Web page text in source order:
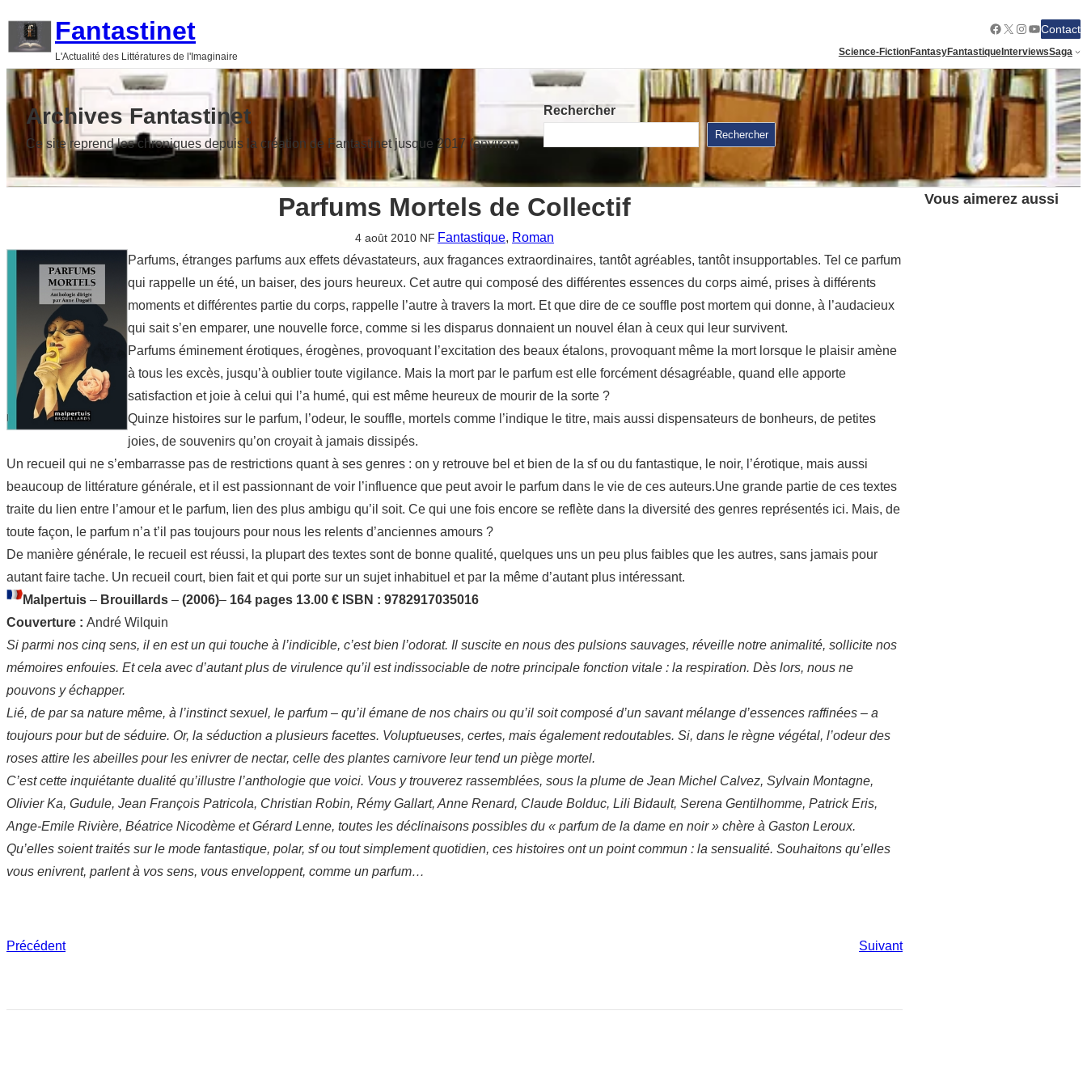
Fantastinet
L'Actualité des Littératures de l'Imaginaire
Facebook
X Instagram
YouTube
Contact
Science-FictionFantasyFantastiqueInterviewsSaga
Archives Fantastinet
Ce site reprend les chroniques depuis la création de Fantastinet jusque 2017 (environ)
Rechercher
Rechercher
Parfums Mortels de Collectif
4 août 2010 NF Fantastique, Roman
Parfums, étranges parfums aux effets dévastateurs, aux fragances extraordinaires, tantôt agréables, tantôt insupportables. Tel ce parfum
qui rappelle un été, un baiser, des jours heureux. Cet autre qui composé des différentes essences du corps aimé, prises à différents
moments et différentes partie du corps, rappelle l’autre à travers la mort. Et que dire de ce souffle post mortem qui donne, à l’audacieux
qui sait s’en emparer, une nouvelle force, comme si les disparus donnaient un nouvel élan à ceux qui leur survivent.
Parfums éminement érotiques, érogènes, provoquant l’excitation des beaux étalons, provoquant même la mort lorsque le plaisir amène
à tous les excès, jusqu’à oublier toute vigilance. Mais la mort par le parfum est elle forcément désagréable, quand elle apporte
satisfaction et joie à celui qui l’a humé, qui est même heureux de mourir de la sorte ?
Quinze histoires sur le parfum, l’odeur, le souffle, mortels comme l’indique le titre, mais aussi dispensateurs de bonheurs, de petites
joies, de souvenirs qu’on croyait à jamais dissipés.
Un recueil qui ne s’embarrasse pas de restrictions quant à ses genres : on y retrouve bel et bien de la sf ou du fantastique, le noir, l’érotique, mais aussi
beaucoup de littérature générale, et il est passionnant de voir l’influence que peut avoir le parfum dans le vie de ces auteurs.Une grande partie de ces textes
traite du lien entre l’amour et le parfum, lien des plus ambigu qu’il soit. Ce qui une fois encore se reflète dans la diversité des genres représentés ici. Mais, de
toute façon, le parfum n’a t’il pas toujours pour nous les relents d’anciennes amours ?
De manière générale, le recueil est réussi, la plupart des textes sont de bonne qualité, quelques uns un peu plus faibles que les autres, sans jamais pour
autant faire tache. Un recueil court, bien fait et qui porte sur un sujet inhabituel et par la même d’autant plus intéressant.
Malpertuis – Brouillards – (2006)– 164 pages 13.00 € ISBN : 9782917035016
Couverture : André Wilquin
Si parmi nos cinq sens, il en est un qui touche à l’indicible, c’est bien l’odorat. Il suscite en nous des pulsions sauvages, réveille notre animalité, sollicite nos
mémoires enfouies. Et cela avec d’autant plus de virulence qu’il est indissociable de notre principale fonction vitale : la respiration. Dès lors, nous ne
pouvons y échapper.
Lié, de par sa nature même, à l’instinct sexuel, le parfum – qu’il émane de nos chairs ou qu’il soit composé d’un savant mélange d’essences raffinées – a
toujours pour but de séduire. Or, la séduction a plusieurs facettes. Voluptueuses, certes, mais également redoutables. Si, dans le règne végétal, l’odeur des
roses attire les abeilles pour les enivrer de nectar, celle des plantes carnivore leur tend un piège mortel.
C’est cette inquiétante dualité qu’illustre l’anthologie que voici. Vous y trouverez rassemblées, sous la plume de Jean Michel Calvez, Sylvain Montagne,
Olivier Ka, Gudule, Jean François Patricola, Christian Robin, Rémy Gallart, Anne Renard, Claude Bolduc, Lili Bidault, Serena Gentilhomme, Patrick Eris,
Ange-Emile Rivière, Béatrice Nicodème et Gérard Lenne, toutes les déclinaisons possibles du « parfum de la dame en noir » chère à Gaston Leroux.
Qu’elles soient traités sur le mode fantastique, polar, sf ou tout simplement quotidien, ces histoires ont un point commun : la sensualité. Souhaitons qu’elles
vous enivrent, parlent à vos sens, vous enveloppent, comme un parfum…
Précédent Suivant
Vous aimerez aussi